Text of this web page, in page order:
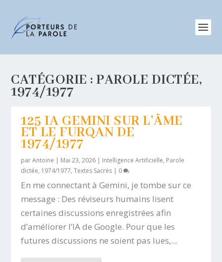
CATÉGORIE :PAROLE DICTÉE,
1974/1977
125 IA GEMINI SUR L’ÂME
ET LE FURQAN DE
1974/1977
parAntoine | Mai 23, 2026 | Intelligence Artificielle, Parole
dictée, 1974/1977,Textes Sacrés | 0
En me connectant à Gemini, je tombe sur ce
message : Des réviseurs humains lisent
certaines discussions enregistrées afin
d’améliorer l’IA de Google. Pour que les
futures discussions ne soient pas lues,...